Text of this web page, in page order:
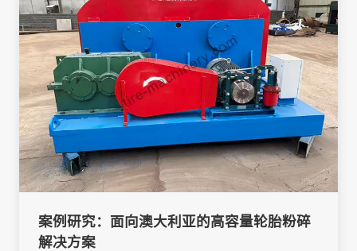
案例研究：面向澳大利亚的高容量轮胎粉碎
解决方案